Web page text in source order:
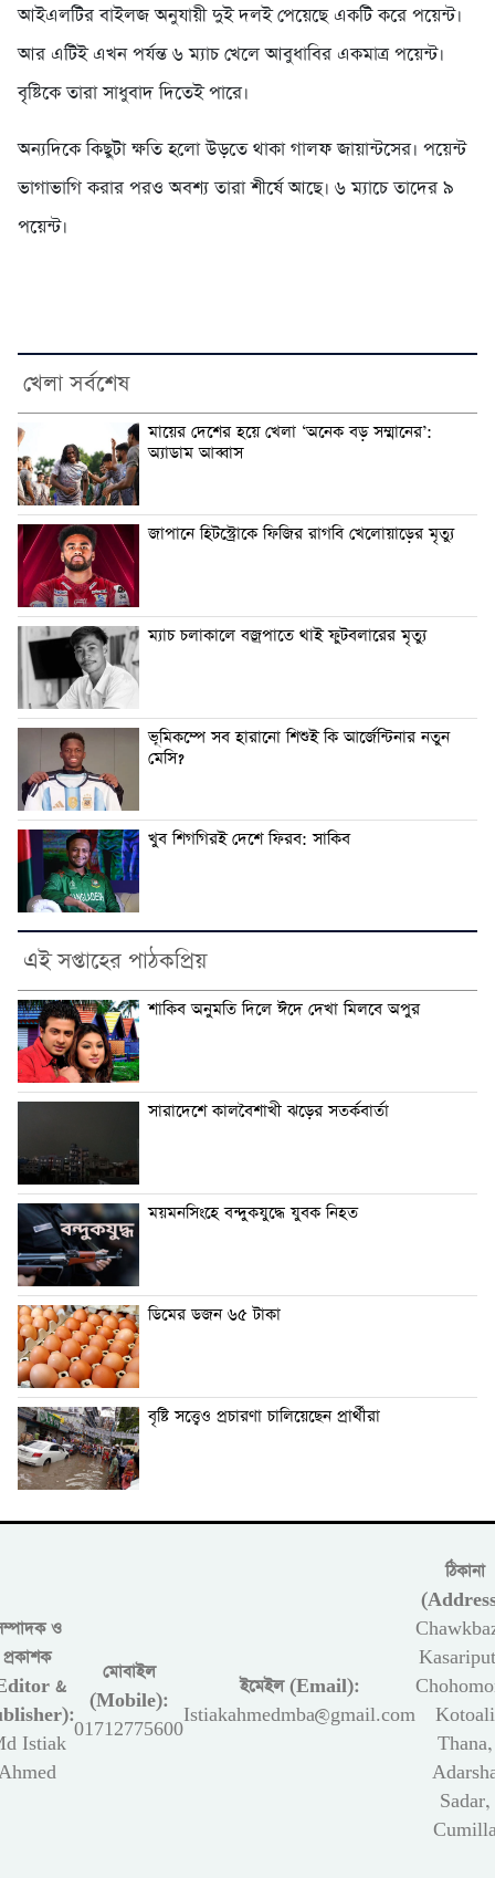
আইএলটির বাইলজ অনুযায়ী দুই দলই পেয়েছে একটি করে পয়েন্ট।
আর এটিই এখন পর্যন্ত ৬ ম্যাচ খেলে আবুধাবির একমাত্র পয়েন্ট।
বৃষ্টিকে তারা সাধুবাদ দিতেই পারে।
অন্যদিকে কিছুটা ক্ষতি হলো উড়তে থাকা গালফ জায়ান্টসের। পয়েন্ট
ভাগাভাগি করার পরও অবশ্য তারা শীর্ষে আছে। ৬ ম্যাচে তাদের ৯
পয়েন্ট।
খেলা সর্বশেষ
মায়ের দেশের হয়ে খেলা ‘অনেক বড় সম্মানের’:
অ্যাডাম আব্বাস
জাপানে হিটস্ট্রোকে ফিজির রাগবি খেলোয়াড়ের মৃত্যু
ম্যাচ চলাকালে বজ্রপাতে থাই ফুটবলারের মৃত্যু
ভূমিকম্পে সব হারানো শিশুই কি আর্জেন্টিনার নতুন
মেসি?
খুব শিগগিরই দেশে ফিরব: সাকিব
এই সপ্তাহের পাঠকপ্রিয়
শাকিব অনুমতি দিলে ঈদে দেখা মিলবে অপুর
সারাদেশে কালবৈশাখী ঝড়ের সতর্কবার্তা
ময়মনসিংহে বন্দুকযুদ্ধে যুবক নিহত
ডিমের ডজন ৬৫ টাকা
বৃষ্টি সত্ত্বেও প্রচারণা চালিয়েছেন প্রার্থীরা
ও
প্রকাশক
&
Istiak
মোবাইল
(Mobile):
01712775600
ইমেইল (Email):
Istiakahmedmba@gmail.com
ঠিকানা
Kotoali
Thana,
Sadar,